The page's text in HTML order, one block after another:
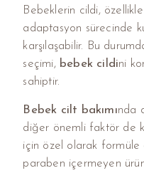
Bebeklerin cildi,
adaptasyon sürecinde
karşılaşabilir. Bu
seçimi, bebek cildini
sahiptir.
Bebek cilt bakımında
diğer önemli faktör de
için özel olarak formüle
paraben içermeyen